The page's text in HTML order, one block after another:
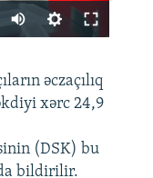
480p
360p
480p
720p
1080p
əczaçılıq
xərc 24,9
(DSK) bu
bildirilir.